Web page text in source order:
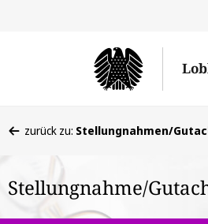
befinden
hier:
zurück zu: Stellungnahmen/
Stellungnahme/